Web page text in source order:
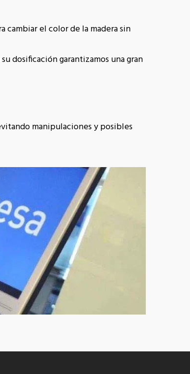
cambiar el color de la madera sin
dosificación garantizamos una gran
manipulaciones y posibles